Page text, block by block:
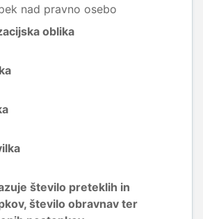
nad pravno osebo
oblika
število preteklih in
število obravnav ter